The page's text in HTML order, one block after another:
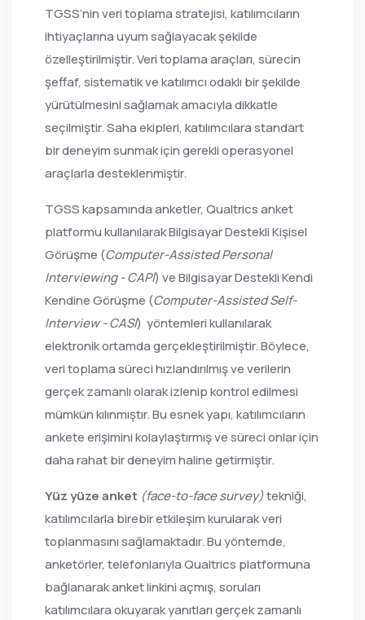
TGSS’nin veri toplama stratejisi, katılımcıların
ihtiyaçlarına uyum sağlayacak şekilde
özelleştirilmiştir. Veri toplama araçları, sürecin
şeffaf, sistematik ve katılımcı odaklı bir şekilde
yürütülmesini sağlamak amacıyla dikkatle
seçilmiştir. Saha ekipleri, katılımcılara standart
bir deneyim sunmak için gerekli operasyonel
araçlarla desteklenmiştir.
TGSS kapsamında anketler, Qualtrics anket
platformu kullanılarak Bilgisayar Destekli Kişisel
Görüşme (Computer-Assisted Personal
Interviewing - CAPI) ve Bilgisayar Destekli Kendi
Kendine Görüşme (Computer-Assisted Self-
Interview - CASI) yöntemleri kullanılarak
elektronik ortamda gerçekleştirilmiştir. Böylece,
veri toplama süreci hızlandırılmış ve verilerin
gerçek zamanlı olarak izlenip kontrol edilmesi
mümkün kılınmıştır. Bu esnek yapı, katılımcıların
ankete erişimini kolaylaştırmış ve süreci onlar için
daha rahat bir deneyim haline getirmiştir.
Yüz yüze anket (face-to-face survey)tekniği,
katılımcılarla birebir etkileşim kurularak veri
toplanmasını sağlamaktadır. Bu yöntemde,
anketörler, telefonlarıyla Qualtrics platformuna
bağlanarak anket linkini açmış, soruları
katılımcılara okuyarak yanıtları gerçek zamanlı